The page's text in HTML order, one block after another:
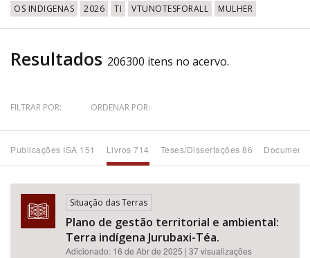
Até
Povo Indígena
Subtema
Área de Levantamento
OS INDIGENAS 2026 TI VTUNOTESFORALL MULHER
Resultados 206300 itens no acervo.
FILTRAR POR: ORDENAR POR:
Publicações ISA 151 Livros 714 Teses/Dissertações 86
Situação das Terras
Plano de gestão territorial e ambiental:
Terra indígena Jurubaxi-Téa.
Adicionado: 16 de Abr de 2025 | 37 visualizações